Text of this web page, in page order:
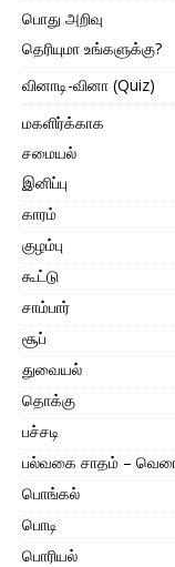
பொது அறிவு
தெரியுமா உங்களுக்கு?
வினாடி-வினா (Quiz)
மகளிர்க்காக
சமையல்
இனிப்பு
காரம்
குழம்பு
கூட்டு
சாம்பார்
சூப்
துவையல்
தொக்கு
பச்சடி
பல்வகை சாதம் –
பொங்கல்
பொடி
பொரியல்